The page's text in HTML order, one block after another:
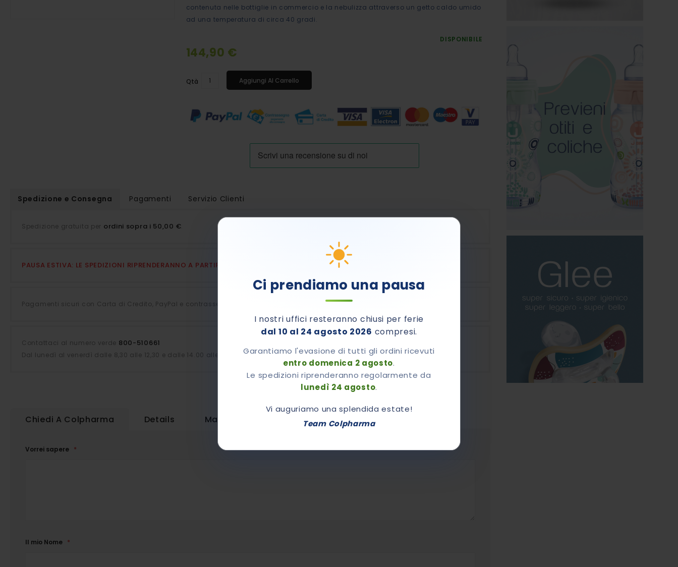
Ci prendiamo una pausa
I nostri uffici resteranno chiusi per ferie
dal 10 al 24 agosto 2026 compresi.
Garantiamo l'evasione di tutti gli ordini ricevuti
entro domenica 2 agosto.
Le spedizioni riprenderanno regolarmente da
lunedì 24 agosto.
Vi auguriamo una splendida estate!
Team Colpharma
Spedizione e Consegna Pagamenti Servizio Clienti
Spedizione gratuita per ordini sopra i 50,00 €
PAUSA ESTIVA: LE SPEDIZIONI RIPRENDERANNO A PARTIRE DA LUNEDÌ 24 AGOSTO
Pagamenti sicuri con Carta di Credito, PayPal e contrassegno.
Contattaci al numero verde 800-510661
Dal lunedì al venerdì dalle 8,30 alle 12,30 e dalle 14.00 alle 17.00
contenuta nelle bottiglie in commercio e la nebulizza attraverso un getto caldo umido
ad una temperatura di circa 40 gradi.
DISPONIBILE
144,90 €
Qtà Aggiungi Al Carrello
Chiedi A Colpharma
Vorrei sapere
Il mio Nome
Details Maggiori Informazioni Recensioni